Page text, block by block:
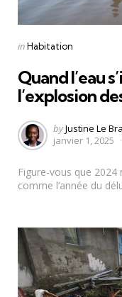
Categories
Posted
inHabitation
Quand l’eau
l’explosion
Posted
by
byJustine Le
janvier 1, 2025
Figure-vous que
comme l’année du